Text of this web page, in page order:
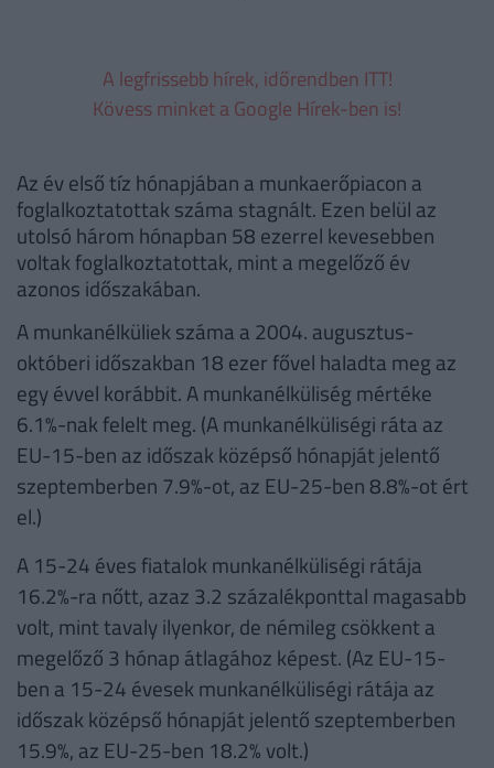
A legfrissebb hírek, időrendben ITT!
Kövess minket a Google Hírek-ben is!
Az év első tíz hónapjában a munkaerőpiacon a
foglalkoztatottak száma stagnált. Ezen belül az
utolsó három hónapban 58 ezerrel kevesebben
voltak foglalkoztatottak, mint a megelőző év
azonos időszakában.
A munkanélküliek száma a 2004. augusztus-
októberi időszakban 18 ezer fővel haladta meg az
egy évvel korábbit. A munkanélküliség mértéke
6.1%-nak felelt meg. (A munkanélküliségi ráta az
EU-15-ben az időszak középső hónapját jelentő
szeptemberben 7.9%-ot, az EU-25-ben 8.8%-ot ért
el.)
A 15-24 éves fiatalok munkanélküliségi rátája
16.2%-ra nőtt, azaz 3.2 százalékponttal magasabb
volt, mint tavaly ilyenkor, de némileg csökkent a
megelőző 3 hónap átlagához képest. (Az EU-15-
ben a 15-24 évesek munkanélküliségi rátája az
időszak középső hónapját jelentő szeptemberben
15.9%, az EU-25-ben 18.2% volt.)